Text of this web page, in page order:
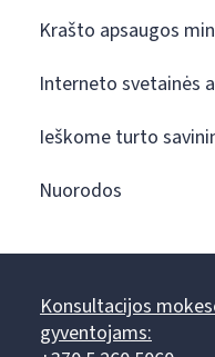
Krašto apsaugos
Interneto svetainės
Ieškome turto
Nuorodos
Konsultacijos
gyventojams: